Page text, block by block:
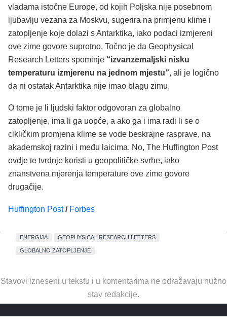
vladama istočne Europe, od kojih Poljska nije posebnom
ljubavlju vezana za Moskvu, sugerira na primjenu klime i
zatopljenje koje dolazi s Antarktika, iako podaci izmjereni
ove zime govore suprotno. Točno je da Geophysical
Research Letters spominje “izvanzemaljski nisku
temperaturu izmjerenu na jednom mjestu”, ali je logično
da ni ostatak Antarktika nije imao blagu zimu.
O tome je li ljudski faktor odgovoran za globalno
zatopljenje, ima li ga uopće, a ako ga i ima radi li se o
cikličkim promjena klime se vode beskrajne rasprave, na
akademskoj razini i među laicima. No, The Huffington Post
ovdje te tvrdnje koristi u geopolitičke svrhe, iako
znanstvena mjerenja temperature ove zime govore
drugačije.
Huffington Post / Forbes
ENERGIJA GEOPHYSICAL RESEARCH LETTERS
GLOBALNO ZATOPLJENJE
Stavovi izneseni u tekstu i u komentarima ne odražavaju nužno
stav redakcije.